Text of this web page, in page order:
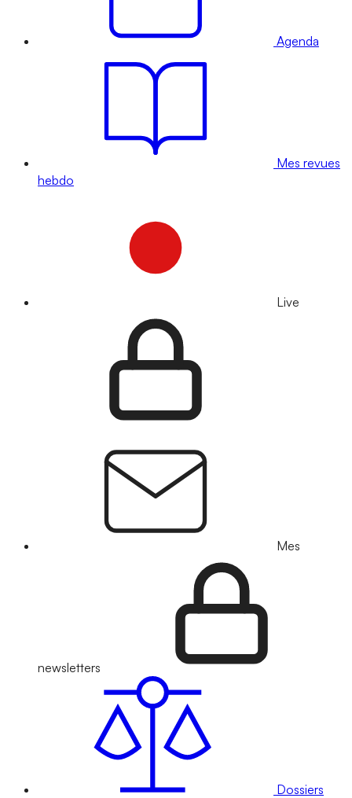
Agenda
Mes revues
hebdo
Live
Mes
newsletters
Dossiers